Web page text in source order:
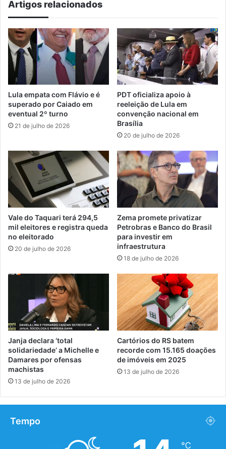
de
emergência
Artigos relacionados
Lula empata com Flávio e é
superado por Caiado em
eventual 2º turno
21 de julho de 2026
PDT oficializa apoio à
reeleição de Lula em
convenção nacional em
Brasília
20 de julho de 2026
Vale do Taquari terá 294,5
mil eleitores e registra queda
no eleitorado
20 de julho de 2026
Zema promete privatizar
Petrobras e Banco do Brasil
para investir em
infraestrutura
18 de julho de 2026
Janja declara ‘total
solidariedade’ a Michelle e
Damares por ofensas
machistas
13 de julho de 2026
Cartórios do RS batem
recorde com 15.165 doações
de imóveis em 2025
13 de julho de 2026
Tempo
℃